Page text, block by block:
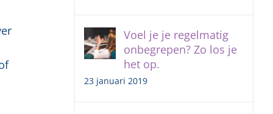
Voel je je regelmatig
onbegrepen? Zo los je
het op.
23 januari 2019